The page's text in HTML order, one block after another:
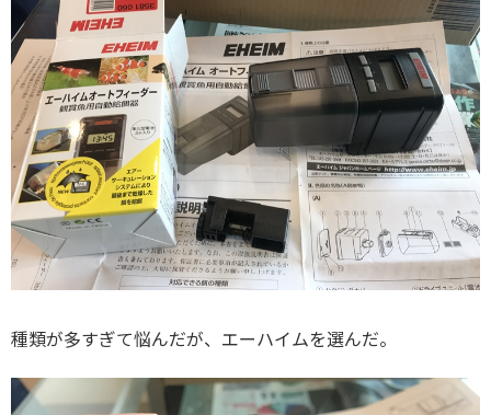
種類が多すぎて悩んだが、エーハイムを選んだ。